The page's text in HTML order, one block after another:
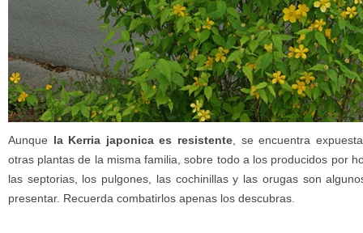
Aunque la Kerria japonica es resistente , se encuentra
otras plantas de la misma familia, sobre todo a los producidos por
las septorias, los pulgones, las cochinillas y las orugas son
presentar. Recuerda combatirlos apenas los descubras.